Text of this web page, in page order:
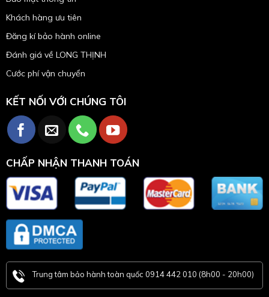
Khách hàng ưu tiên
Đăng kí bảo hành online
Đánh giá về LONG THỊNH
Cước phí vận chuyển
KẾT NỐI VỚI CHÚNG TÔI
CHẤP NHẬN THANH TOÁN
Trung tâm bảo hành toàn quốc 0914 442 010 (8h00 - 20h00)